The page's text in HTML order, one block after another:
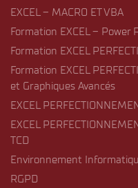
EXCEL – MACRO ET VBA
Formation EXCEL – Power
Formation EXCEL
Formation EXCEL
et Graphiques Avancés
EXCEL
EXCEL
TCD
Environnement
RGPD